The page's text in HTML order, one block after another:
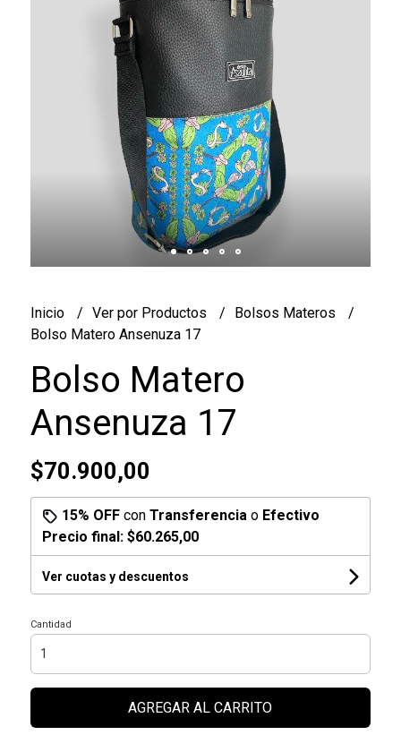
Inicio Ver por Productos
Bolsos Materos
Bolso Matero Ansenuza 17
Bolso Matero
Ansenuza 17
$70.900,00
15% OFFcon Transferencia o Efectivo
Precio final: $60.265,00
Ver cuotas y descuentos
Cantidad
AGREGAR AL CARRITO